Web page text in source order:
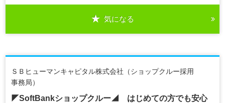
気になる
ＳＢヒューマンキャピタル株式会社（ショップクルー採用
事務局）
◤SoftBankショップクルー◢ はじめての方でも安心